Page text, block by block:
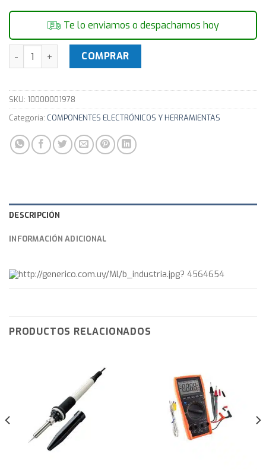
Te lo enviamos o despachamos hoy
PUNTAS P/SOLDADOR GOOT TQ-80/85 TQ 80RT-B cantidad
COMPRAR
SKU: 10000001978
Categoría: COMPONENTES ELECTRÓNICOS Y HERRAMIENTAS
DESCRIPCIÓN
INFORMACIÓN ADICIONAL
PRODUCTOS RELACIONADOS